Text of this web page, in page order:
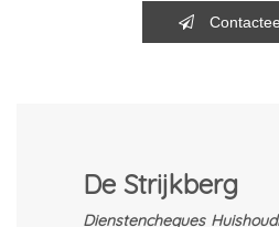
De Strijkberg
Dienstencheques